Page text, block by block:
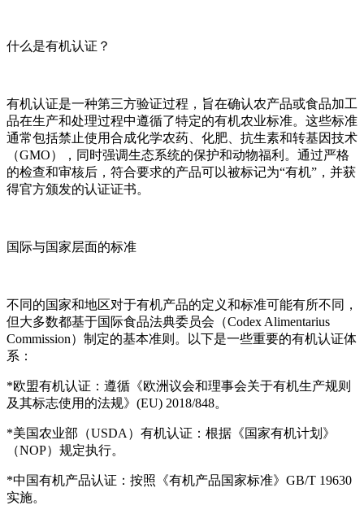
什么是有机认证？
有机认证是一种第三方验证过程，旨在确认农产品或食品加工
品在生产和处理过程中遵循了特定的有机农业标准。这些标准
通常包括禁止使用合成化学农药、化肥、抗生素和转基因技术
（GMO），同时强调生态系统的保护和动物福利。通过严格
的检查和审核后，符合要求的产品可以被标记为“有机”，并获
得官方颁发的认证证书。
国际与国家层面的标准
不同的国家和地区对于有机产品的定义和标准可能有所不同，
但大多数都基于国际食品法典委员会（Codex Alimentarius
Commission）制定的基本准则。以下是一些重要的有机认证体
系：
*欧盟有机认证：遵循《欧洲议会和理事会关于有机生产规则
及其标志使用的法规》(EU) 2018/848。
*美国农业部（USDA）有机认证：根据《国家有机计划》
（NOP）规定执行。
*中国有机产品认证：按照《有机产品国家标准》GB/T 19630
实施。